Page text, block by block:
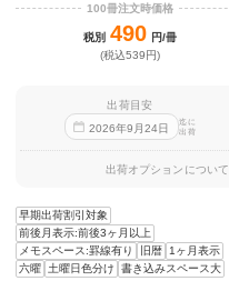
100冊注文時価格
税別 490 円/冊
(税込539円)
出荷目安
2026年9 月24日
迄に
出荷
出荷オプションについて
早期出荷割引対象
前後月表示:前後3ヶ月以上
メモスペース:罫線有り
旧暦
1ヶ月表示
六曜
土曜日色分け 書き込みスペース大